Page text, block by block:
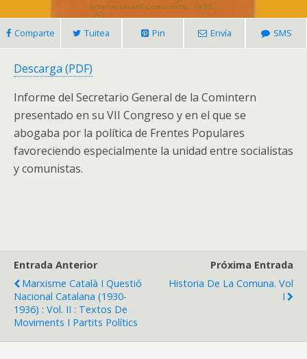
Comparte Tuitea Pin Envía SMS
Descarga (PDF)
Informe del Secretario General de la Comintern
presentado en su VII Congreso y en el que se
abogaba por la política de Frentes Populares
favoreciendo especialmente la unidad entre socialistas
y comunistas.
Entrada Anterior
Marxisme Català I Questió
Nacional Catalana (1930-
1936) : Vol. II : Textos De
Moviments I Partits Polítics
Próxima Entrada
Historia De La Comuna. Vol
I